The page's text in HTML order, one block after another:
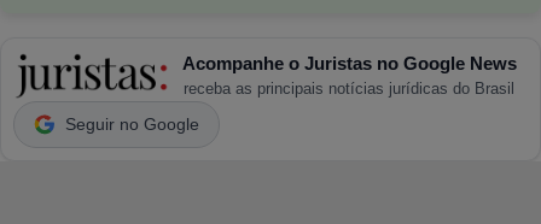
Acompanhe o Juristas no Google News
receba as principais notícias jurídicas do Brasil
Seguir no Google